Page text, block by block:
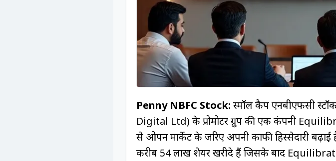
Penny NBFC Stock: स्मॉल कैप एनबीएफसी
Digital Ltd) के प्रोमोटर ग्रुप की एक कंपनी
से ओपन मार्केट के जरिए अपनी काफी हिस्सेदारी
करीब 54 लाख शेयर खरीदे हैं जिसके बाद